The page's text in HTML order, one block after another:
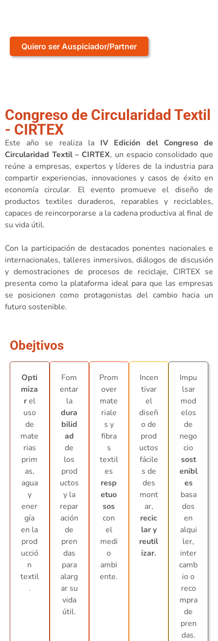
Quiero ser Auspiciador/Partner
Congreso de Circularidad Textil
- CIRTEX
Este año se realiza la IV Edición del Congreso de
Circularidad Textil – CIRTEX, un espacio consolidado que
reúne a empresas, expertos y líderes de la industria para
compartir experiencias, innovaciones y casos de éxito en
economía circular. El evento promueve el diseño de
productos textiles duraderos, reparables y reciclables,
capaces de reincorporarse a la cadena productiva al final de
su vida útil.
Con la participación de destacados ponentes nacionales e
internacionales, talleres inmersivos, diálogos de discusión
y demostraciones de procesos de reciclaje, CIRTEX se
presenta como la plataforma ideal para que las empresas
se posicionen como protagonistas del cambio hacia un
futuro sostenible.
Obejtivos
Opti
miza
rel
uso
de
mate
rias
prim
as,
agua
y
ener
gía
en la
prod
ucció
n
textil
.
Fom
entar
la
dura
bilid
ad
de
los
prod
uctos
y la
repar
ación
de
pren
das
para
alarg
ar su
vida
útil.
Prom
over
mate
riale
s y
fibra
s
textil
es
resp
etuo
sos
con
el
medi
o
ambi
ente.
Incen
tivar
el
diseñ
o de
prod
uctos
fácile
s de
des
mont
ar,
recic
lar y
reutil
izar.
Impu
lsar
mod
elos
de
nego
cio
sost
enibl
es
basa
dos
en
alqui
ler,
inter
camb
io o
reco
mpra
de
pren
das.